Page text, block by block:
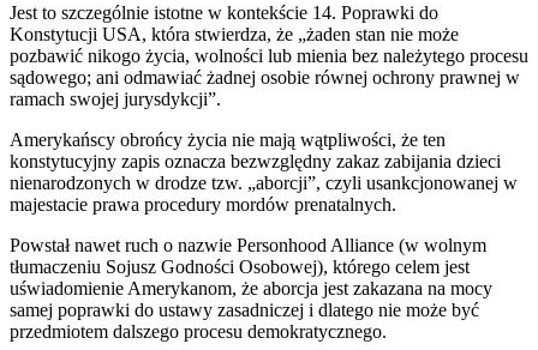
Jest to szczególnie istotne w kontekście 14. Poprawki do
Konstytucji USA, która stwierdza, że „żaden stan nie może
pozbawić nikogo życia, wolności lub mienia bez należytego procesu
sądowego; ani odmawiać żadnej osobie równej ochrony prawnej w
ramach swojej jurysdykcji”.
Amerykańscy obrońcy życia nie mają wątpliwości, że ten
konstytucyjny zapis oznacza bezwzględny zakaz zabijania dzieci
nienarodzonych w drodze tzw. „aborcji”, czyli usankcjonowanej w
majestacie prawa procedury mordów prenatalnych.
Powstał nawet ruch o nazwie Personhood Alliance (w wolnym
tłumaczeniu Sojusz Godności Osobowej), którego celem jest
uświadomienie Amerykanom, że aborcja jest zakazana na mocy
samej poprawki do ustawy zasadniczej i dlatego nie może być
przedmiotem dalszego procesu demokratycznego.